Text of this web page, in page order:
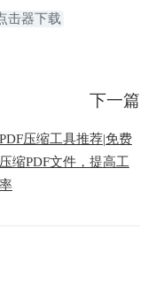
击器下载
下一篇
压缩工具推荐|免费
缩PDF文件，提高工